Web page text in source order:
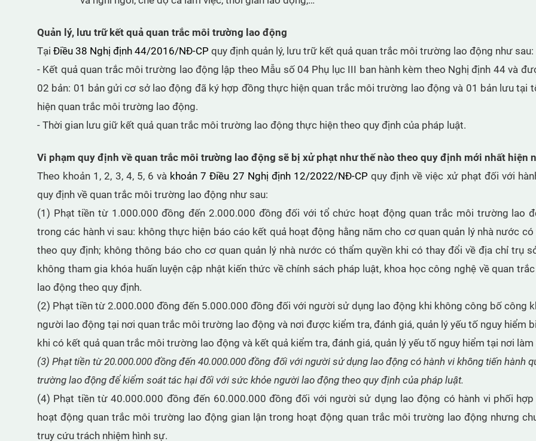
Quản lý, lưu trữ kết quả quan trắc môi trường lao động
Tại Điều 38 Nghị định 44/2016/NĐ-CP quy định quản lý, lưu trữ kết quả quan trắc môi trường lao động như sau:
- Kết quả quan trắc môi trường lao động lập theo Mẫu số 04 Phụ lục III ban hành kèm theo Nghị định 44 và
02 bản: 01 bản gửi cơ sở lao động đã ký hợp đồng thực hiện quan trắc môi trường lao động và 01 bản lưu tại
hiện quan trắc môi trường lao động.
- Thời gian lưu giữ kết quả quan trắc môi trường lao động thực hiện theo quy định của pháp luật.
Vi phạm quy định về quan trắc môi trường lao động sẽ bị xử phạt như thế nào theo quy định mới nhất hiện
Theo khoản 1, 2, 3, 4, 5, 6 và khoản 7 Điều 27 Nghị định 12/2022/NĐ-CP quy định về việc xử phạt đối với
quy định về quan trắc môi trường lao động như sau:
(1) Phạt tiền từ 1.000.000 đồng đến 2.000.000 đồng đối với tổ chức hoạt động quan trắc môi trường lao
trong các hành vi sau: không thực hiện báo cáo kết quả hoạt động hằng năm cho cơ quan quản lý nhà nước
theo quy định; không thông báo cho cơ quan quản lý nhà nước có thẩm quyền khi có thay đổi về địa chỉ trụ
không tham gia khóa huấn luyện cập nhật kiến thức về chính sách pháp luật, khoa học công nghệ về quan
lao động theo quy định.
(2) Phạt tiền từ 2.000.000 đồng đến 5.000.000 đồng đối với người sử dụng lao động khi không công bố công
người lao động tại nơi quan trắc môi trường lao động và nơi được kiểm tra, đánh giá, quản lý yếu tố nguy hiểm
khi có kết quả quan trắc môi trường lao động và kết quả kiểm tra, đánh giá, quản lý yếu tố nguy hiểm tại nơi làm
(3) Phạt tiền từ 20.000.000 đồng đến 40.000.000 đồng đối với người sử dụng lao động có hành vi không tiến hành
trường lao động để kiểm soát tác hại đối với sức khỏe người lao động theo quy định của pháp luật.
(4) Phạt tiền từ 40.000.000 đồng đến 60.000.000 đồng đối với người sử dụng lao động có hành vi phối
hoạt động quan trắc môi trường lao động gian lận trong hoạt động quan trắc môi trường lao động nhưng
truy cứu trách nhiệm hình sự.